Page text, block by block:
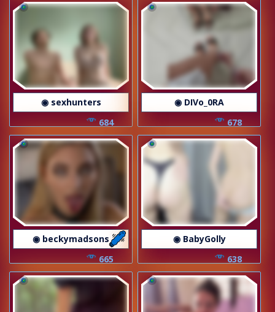
◉ sexhunters
684
◉ DIVo_0RA
678
◉ beckymadsons
665
◉ BabyGolly
638